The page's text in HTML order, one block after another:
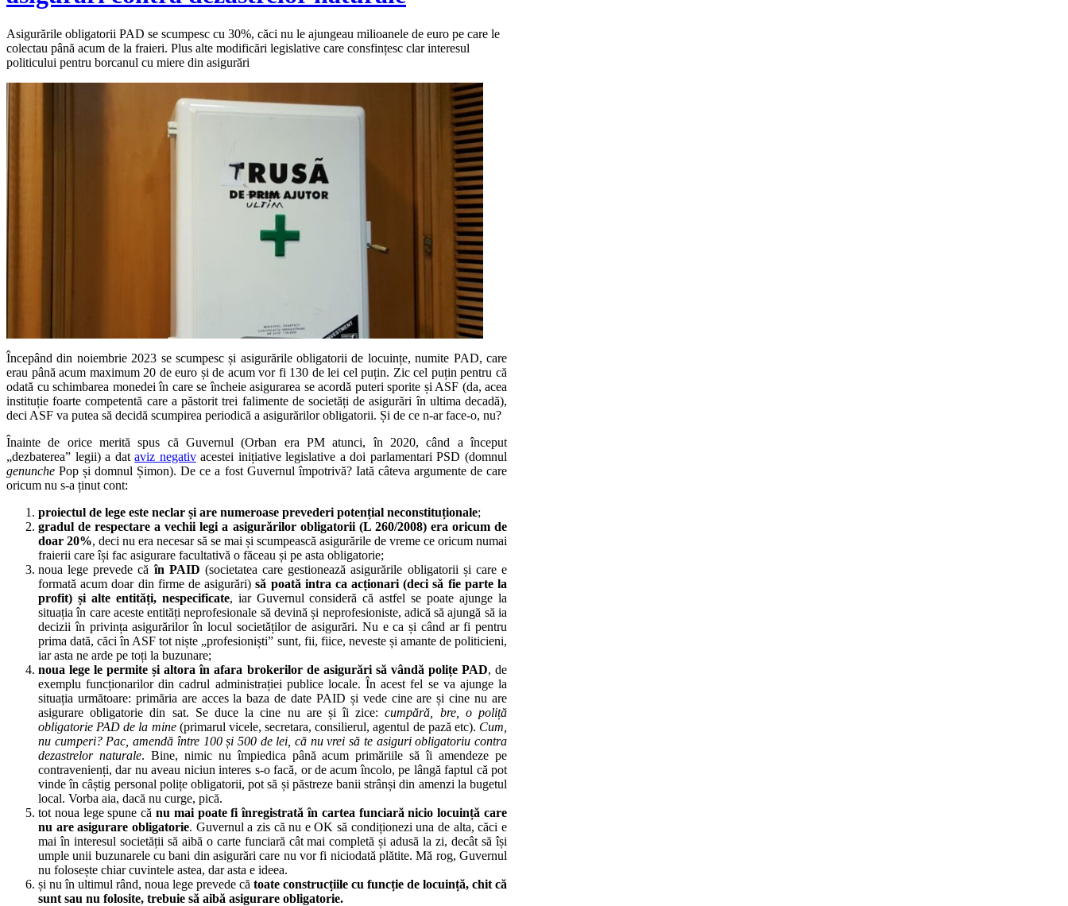
Asigurările obligatorii PAD se scumpesc cu 30%, căci nu le ajungeau milioanele de euro pe care le
colectau până acum de la fraieri. Plus alte modificări legislative care consfințesc clar interesul
politicului pentru borcanul cu miere din asigurări
Începând din noiembrie 2023 se scumpesc și asigurările obligatorii de locuințe, numite PAD, care
erau până acum maximum 20 de euro și de acum vor fi 130 de lei cel puțin. Zic cel puțin pentru că
odată cu schimbarea monedei în care se încheie asigurarea se acordă puteri sporite și ASF (da, acea
instituție foarte competentă care a păstorit trei falimente de societăți de asigurări în ultima decadă),
deci ASF va putea să decidă scumpirea periodică a asigurărilor obligatorii. Și de ce n-ar face-o, nu?
Înainte de orice merită spus că Guvernul (Orban era PM atunci, în 2020, când a început
„dezbaterea” legii) a dataviz negativacestei inițiative legislative a doi parlamentari PSD (domnul
genunche Pop și domnul Șimon). De ce a fost Guvernul împotrivă? Iată câteva argumente de care
oricum nu s-a ținut cont:
proiectul de lege este neclar și are numeroase prevederi potențial neconstituționale;
gradul de respectare a vechii legi a asigurărilor obligatorii (L 260/2008) era oricum de
doar 20%, deci nu era necesar să se mai și scumpească asigurările de vreme ce oricum numai
fraierii care își fac asigurare facultativă o făceau și pe asta obligatorie;
noua lege prevede căîn PAID (societatea care gestionează asigurările obligatorii și care e
formată acum doar din firme de asigurări) să poată intra ca acționari (deci să fie parte la
profit) și alte entități, nespecificate, iar Guvernul consideră că astfel se poate ajunge la
situația în care aceste entități neprofesionale să devină și neprofesioniste, adică să ajungă să ia
decizii în privința asigurărilor în locul societăților de asigurări. Nu e ca și când ar fi pentru
prima dată, căci în ASF tot niște „profesioniști” sunt, fii, fiice, neveste și amante de politicieni,
iar asta ne arde pe toți la buzunare;
noua lege le permite și altora în afara brokerilor de asigurări să vândă polițe PAD, de
exemplu funcționarilor din cadrul administrației publice locale. În acest fel se va ajunge la
situația următoare: primăria are acces la baza de date PAID și vede cine are și cine nu are
asigurare obligatorie din sat. Se duce la cine nu are și îi zice:cumpără, bre, o poliță
obligatorie PAD de la mine(primarul vicele, secretara, consilierul, agentul de pază etc). Cum,
nu cumperi? Pac, amendă între 100 și 500 de lei, că nu vrei să te asiguri obligatoriu contra
dezastrelor naturale. Bine, nimic nu împiedica până acum primăriile să îi amendeze pe
contravenienți, dar nu aveau niciun interes s-o facă, or de acum încolo, pe lângă faptul că pot
vinde în câștig personal polițe obligatorii, pot să și păstreze banii strânși din amenzi la bugetul
local. Vorba aia, dacă nu curge, pică.
tot noua lege spune că nu mai poate fi înregistrată în cartea funciară nicio locuință care
nu are asigurare obligatorie. Guvernul a zis că nu e OK să condiționezi una de alta, căci e
mai în interesul societății să aibă o carte funciară cât mai completă și adusă la zi, decât să își
umple unii buzunarele cu bani din asigurări care nu vor fi niciodată plătite. Mă rog, Guvernul
nu folosește chiar cuvintele astea, dar asta e ideea.
și nu în ultimul rând, noua lege prevede că toate construcțiile cu funcție de locuință, chit că
sunt sau nu folosite, trebuie să aibă asigurare obligatorie.